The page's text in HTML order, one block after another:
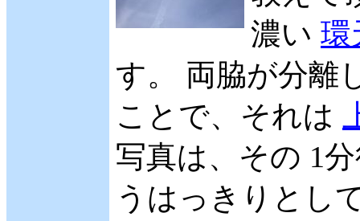
濃い 環
す。 両脇が分離
ことで、それは
写真は、その 1
うはっきりとし